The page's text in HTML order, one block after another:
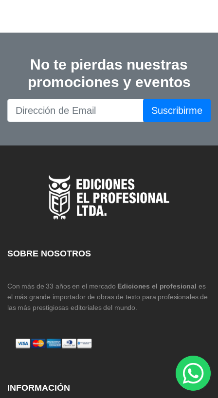
No te pierdas nuestras
promociones y eventos
Suscribirme
SOBRE NOSOTROS
Con más de 33 años en el mercado Ediciones el profesional es
el más grande importador de obras de texto para profesionales de
las más prestigiosas editoriales del mundo.
INFORMACIÓN